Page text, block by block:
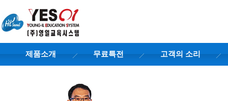
제품소개 무료특전 고객의 소리